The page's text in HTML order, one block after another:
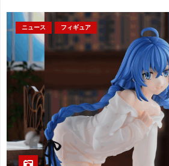
ニュース フィギュア